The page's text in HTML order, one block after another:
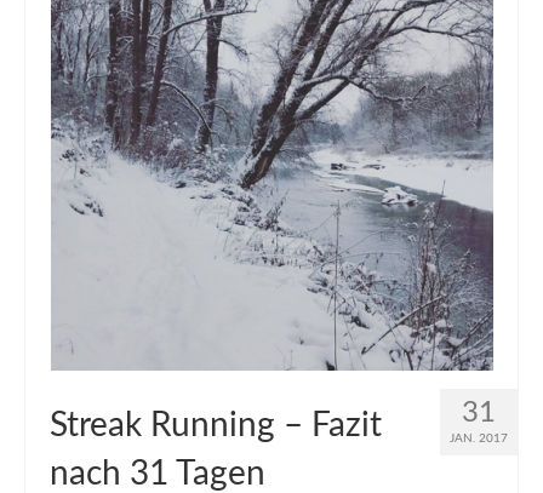
muveBOLDLY
muveFAR
31
JAN. 2017
Streak Running – Fazit
nach 31 Tagen